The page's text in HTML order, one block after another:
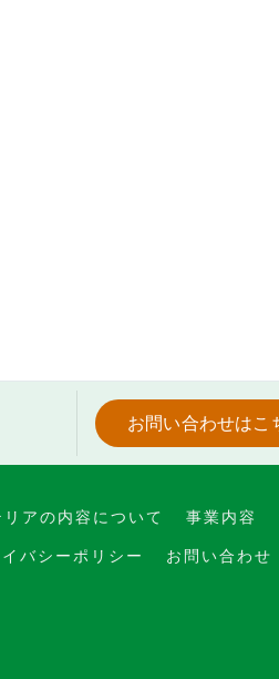
お問い合わせはこ
アの内容について 事業内容
バシーポリシー
お問い合わせ